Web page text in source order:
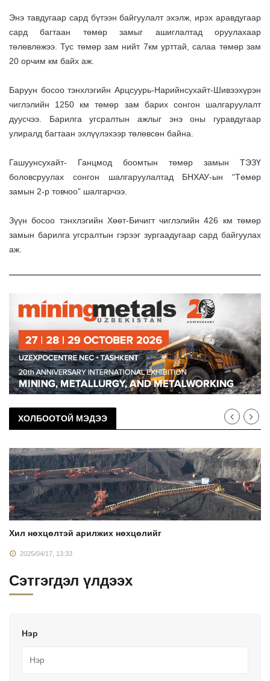
Энэ тавдугаар сард бүтээн байгуулалт эхэлж, ирэх аравдугаар
сард багтаан төмөр замыг ашиглалтад оруулахаар
төлөвлөжээ. Тус төмөр зам нийт 7км урттай, салаа төмөр зам
20 орчим км байх аж.
Баруун босоо тэнхлэгийн Арцсуурь-Нарийнсухайт-Шивээхүрэн
чиглэлийн 1250 км төмөр зам барих сонгон шалгаруулалт
дуусчээ. Барилга угсралтын ажлыг энэ оны гуравдугаар
улиралд багтаан эхлүүлэхээр төлөвсөн байна.
Гашуунсухайт- Ганцмод боомтын төмөр замын ТЭЗҮ
боловсруулах сонгон шалгаруулалтад БНХАУ-ын “Төмөр
замын 2-р товчоо” шалгарчээ.
Зүүн босоо тэнхлэгийн Хөөт-Бичигт чиглэлийн 426 км төмөр
замын барилга угсралтын гэрээг зургаадугаар сард байгуулах
аж.
ХОЛБООТОЙ МЭДЭЭ
Хил нөхцөлтэй арилжих нөхцөлийг
2025/04/17, 13:33
Сэтгэгдэл үлдээх
Нэр